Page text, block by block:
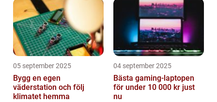
05 september 2025
Bygg en egen
väderstation och följ
klimatet hemma
04 september 2025
Bästa gaming-laptopen
för under 10 000 kr just
nu